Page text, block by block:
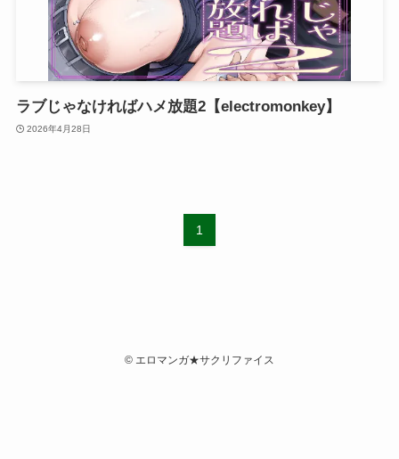
ラブじゃなければハメ放題2【electromonkey】
2026年4月28日
1
© エロマンガ★サクリファイス